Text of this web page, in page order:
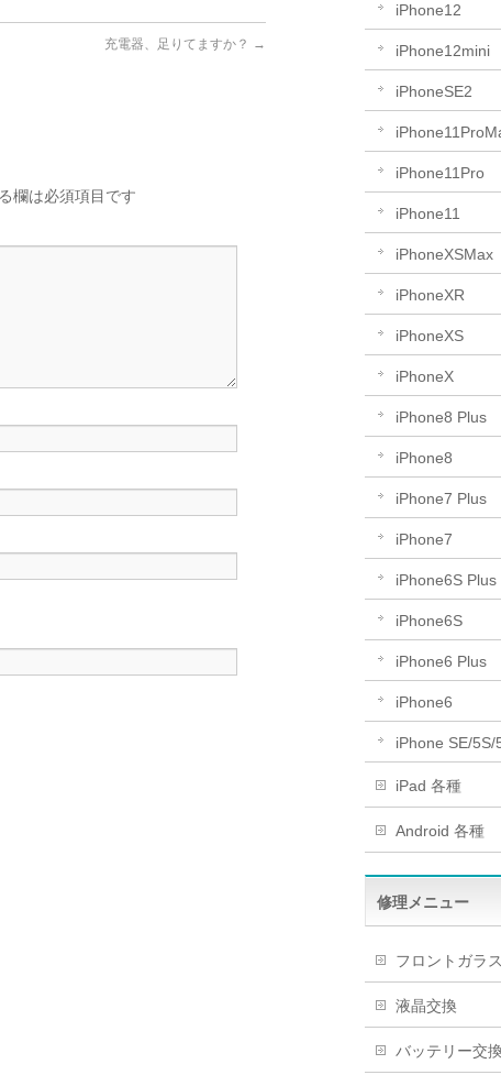
充電器、足りてますか？ →
欄は必須項目です
iPhone12
iPhone12mini
iPhoneSE2
iPhone11Pro
iPhone11
iPhoneXSMax
iPhoneXR
iPhoneXS
iPhoneX
iPhone8 Plus
iPhone8
iPhone7 Plus
iPhone7
iPhone6S Plus
iPhone6S
iPhone6 Plus
iPhone6
iPhone SE/5S/
iPad 各種
Android 各種
修理メニュー
フロントガラ
液晶交換
バッテリー交換